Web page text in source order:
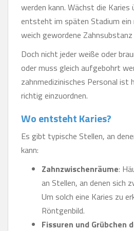
werden kann. Wächst die Karies
entsteht im späten Stadium ein
weich gewordene
Doch nicht jeder weiße oder
oder muss gleich aufgebohrt
zahnmedizinisches Personal ist
richtig einzuordnen.
Wo entsteht Karies?
Es gibt typische Stellen, an
kann:
Zahnzwischenräume:
an Stellen, an denen sich
Um solch eine Karies zu
Röntgenbild.
Fissuren und Grübchen